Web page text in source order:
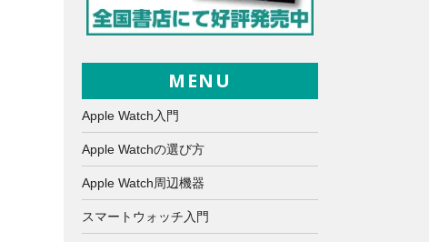
MENU
Apple Watch入門
Apple Watchの選び方
Apple Watch周辺機器
スマートウォッチ入門